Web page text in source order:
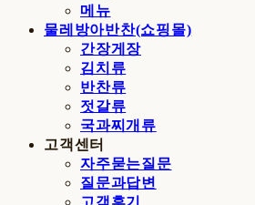
메뉴
물레방아반찬(쇼핑몰)
간장게장
김치류
반찬류
젓갈류
국과찌개류
고객센터
자주묻는질문
질문과답변